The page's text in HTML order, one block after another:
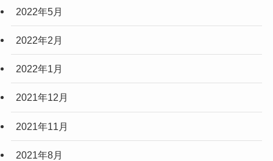
2022年5月
2022年2月
2022年1月
2021年12月
2021年11月
2021年8月